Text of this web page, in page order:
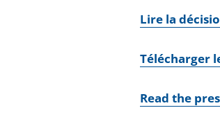
Lire la
Télécharger
Read the